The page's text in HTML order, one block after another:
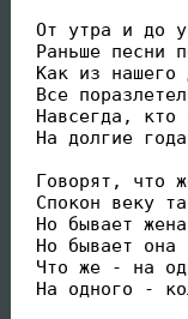
От утра и до
Раньше песни
Как из нашего
Все
Навсегда, кто
На долгие
Говорят, что
Спокон веку
Но бывает
Но бывает
Что же - на
На одного -